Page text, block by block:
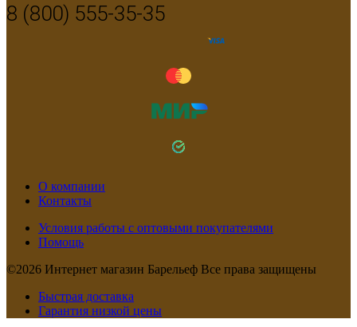
8 (800) 555-35-35
О компании
Контакты
Условия работы с оптовыми покупателями
Помощь
©2026 Интернет магазин Барельеф Все права защищены
Быстрая доставка
Гарантия низкой цены